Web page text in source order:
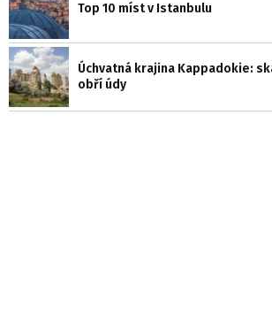
Top 10 míst v Istanbulu
Úchvatná krajina Kappadokie:
obří údy